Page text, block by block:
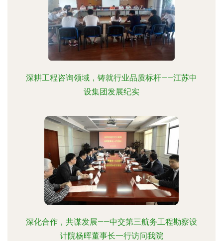
深耕工程咨询领域，铸就行业品质标杆——江苏中
设集团发展纪实
深化合作，共谋发展——中交第三航务工程勘察设
计院杨晖董事长一行访问我院